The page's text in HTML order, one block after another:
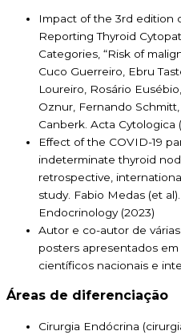
Impact of the 3rd edition
Reporting Thyroid
Categories, “Risk of
Cuco Guerreiro, Ebru
Loureiro, Rosário
Oznur, Fernando
Canberk. Acta Cytologica
Effect of the COVID-19
indeterminate thyroid
retrospective,
study. Fabio Medas (et
Endocrinology (2023)
Autor e co-autor de
posters apresentados
científicos nacionais e
Áreas de diferenciação
Cirurgia Endócrina